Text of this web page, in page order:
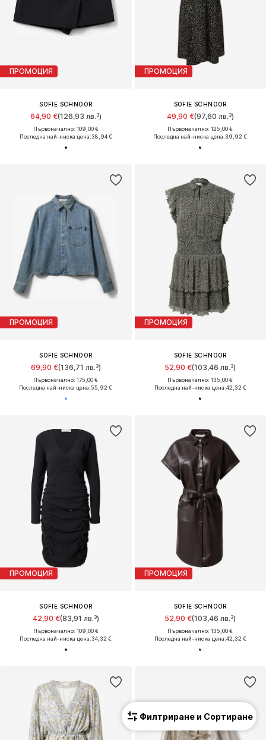
ПРОМОЦИЯ
SOFIE SCHNOOR
64,90 €(126,93 лв.³)
Първоначално: 109,00 €
Последна най-ниска цена:38,94 €
ПРОМОЦИЯ
SOFIE SCHNOOR
49,90 €(97,60 лв.³)
Първоначално: 125,00 €
Последна най-ниска цена:39,92 €
ПРОМОЦИЯ
SOFIE SCHNOOR
69,90 €(136,71 лв.³)
Първоначално: 175,00 €
Последна най-ниска цена:55,92 €
ПРОМОЦИЯ
SOFIE SCHNOOR
52,90 €(103,46 лв.³)
Първоначално: 135,00 €
Последна най-ниска цена:42,32 €
ПРОМОЦИЯ
SOFIE SCHNOOR
42,90 €(83,91 лв.³)
Първоначално: 109,00 €
Последна най-ниска цена:34,32 €
ПРОМОЦИЯ
SOFIE SCHNOOR
52,90 €(103,46 лв.³)
Първоначално: 135,00 €
Последна най-ниска цена:42,32 €
Филтриране и Сортиране